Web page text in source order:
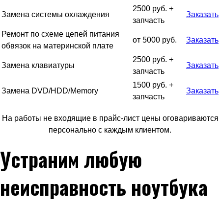
Замена системы охлаждения
2500 руб. +
запчасть
Заказать
Ремонт по схеме цепей питания
обвязок на материнской плате
от 5000 руб. Заказать
Замена клавиатуры
2500 руб. +
запчасть
Заказать
Замена DVD/HDD/Memory
1500 руб. +
запчасть
Заказать
На работы не входящие в прайс-лист цены оговариваются
персонально с каждым клиентом.
Устраним любую
неисправность ноутбука